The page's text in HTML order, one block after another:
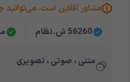
مشاور آفلاین است. می‌توانید
56260 ش.نظام
متنی ، صوتی ، تصویری